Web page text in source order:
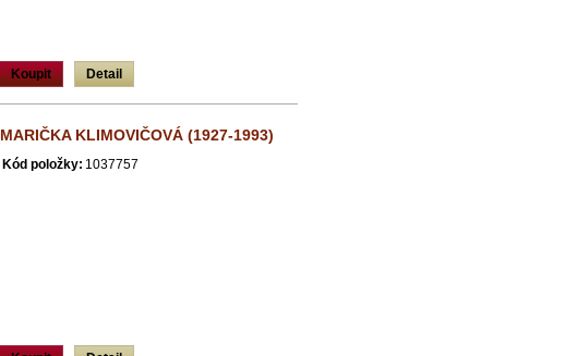
Koupit Detail
MARIČKA KLIMOVIČOVÁ (1927-1993)
Kód položky: 1037757